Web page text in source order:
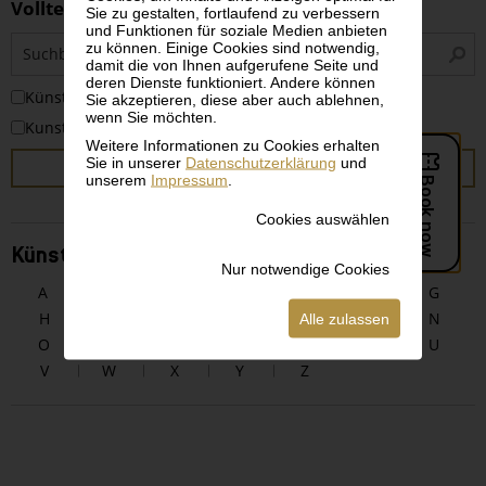
Sie zu gestalten, fortlaufend zu verbessern
und Funktionen für soziale Medien anbieten
zu können. Einige Cookies sind notwendig,
damit die von Ihnen aufgerufene Seite und
deren Dienste funktioniert. Andere können
Sie akzeptieren, diese aber auch ablehnen,
wenn Sie möchten.
Weitere Informationen zu Cookies erhalten
Sie in unserer Datenschutzerklärung und
unserem Impressum
Cookies auswählen
Nur notwendige Cookies
Alle zulassen
Volltextsuche
KünstlerInnen
Kunstwerke
SUCHEN
KünstlerInnen alphabetisch
A
G
H
L M
N
O
S T
U
V
W X Y Z